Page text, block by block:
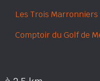
Les Trois Marronniers
Comptoir du Golf de